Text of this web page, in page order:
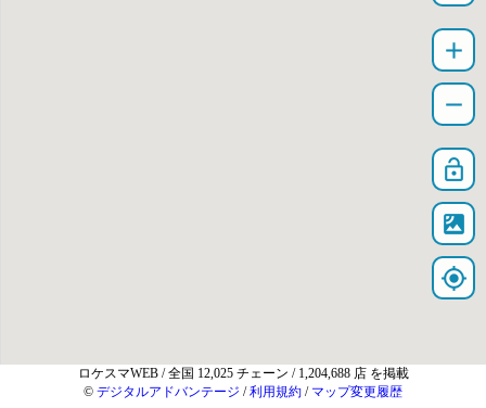
add
remove
lock_open
satellite
my_location
ロケスマWEB / 全国 12,025 チェーン / 1,204,688 店 を掲載
© デジタルアドバンテージ /利用規約 / マップ変更履歴